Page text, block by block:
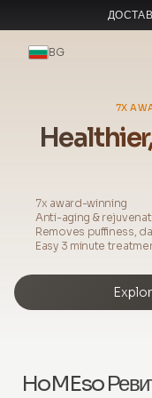
BG
7X
7x award-winning
Anti-aging &
Removes puffiness,
Easy 3 minute
HoMEso